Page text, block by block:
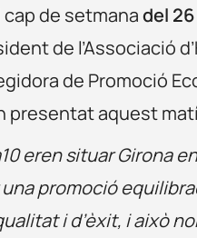
de setmanadel
de l’Associació
de Promoció
presentat aquest
eren situar Girona
promoció
i d’èxit, i això